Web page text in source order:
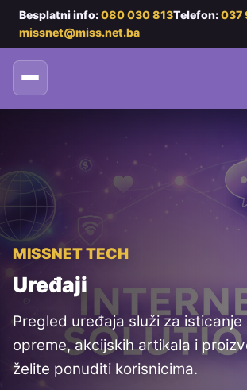
Besplatni info:080 030 813Telefon:037
missnet@miss.net.ba
MISSNET TECH
Uređaji
Pregled uređaja služi za
opreme, akcijskih artikala i
želite ponuditi korisnicima.